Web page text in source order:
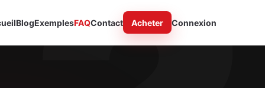
BlogExemplesFAQContact Acheter Connexion